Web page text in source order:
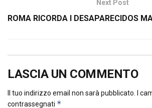
Next Post
ROMA RICORDA I DESAPARECIDOS
LASCIA UN COMMENTO
Il tuo indirizzo email non sarà pubblicato. I
contrassegnati *